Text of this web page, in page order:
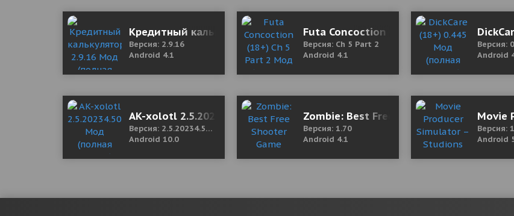
Кредитный калькулятор 2.9.16 Мод (полная версия)
Версия: 2.9.16
Android 4.1
Futa Concoction (18+) Ch 5 Part 2 Мод
Версия: Ch 5 Part 2
Android 4.1
Версия:
Android
AK-xolotl 2.5.20234.50.19 Мод (полная версия)
Версия: 2.5.20234.50.19
Android 10.0
Zombie: Best Free Shooter Game
Версия: 1.70
Android 4.1
Movie
Версия:
Android